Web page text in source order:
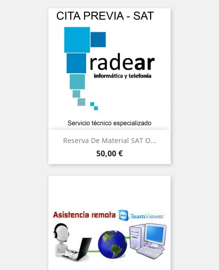
Reserva De Material SAT O...
Precio
50,00 €